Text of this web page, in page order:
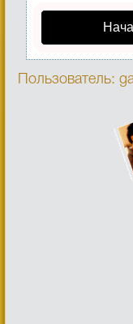
Пользователь: